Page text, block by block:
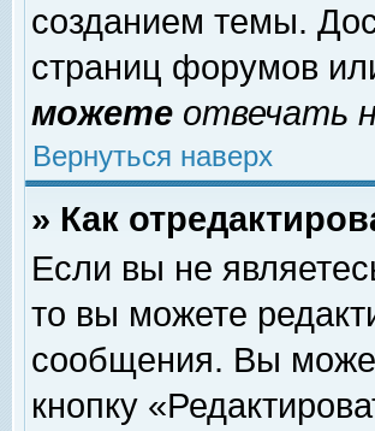
созданием темы.
страниц форумов
можете отвечать
Вернуться наверх
» Как
Если вы не
то вы можете
сообщения. Вы
кнопку